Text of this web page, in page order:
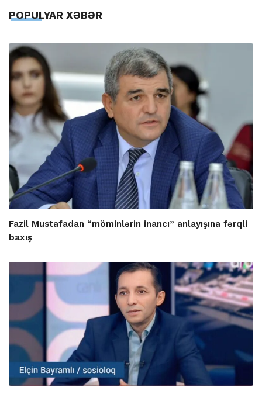
POPULYAR XƏBƏR
Fazil Mustafadan “möminlərin inancı” anlayışına fərqli
baxış